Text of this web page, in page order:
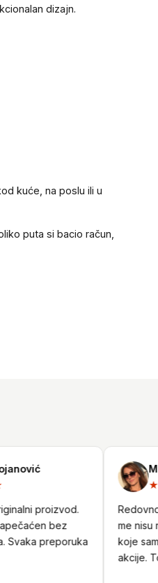
dizajn.
kuće, na poslu ili u
puta si bacio račun,
proizvod.
bez
preporuka
Redovno
me nisu
koje sam
akcije.